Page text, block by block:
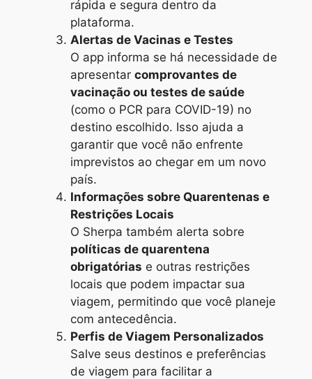
rápida e segura dentro da
plataforma.
Alertas de Vacinas e Testes
O app informa se há necessidade de
apresentar comprovantes de
vacinação ou testes de saúde
(como o PCR para COVID-19) no
destino escolhido. Isso ajuda a
garantir que você não enfrente
imprevistos ao chegar em um novo
país.
Informações sobre Quarentenas e
Restrições Locais
O Sherpa também alerta sobre
políticas de quarentena
obrigatórias e outras restrições
locais que podem impactar sua
viagem, permitindo que você planeje
com antecedência.
Perfis de Viagem Personalizados
Salve seus destinos e preferências
de viagem para facilitar a